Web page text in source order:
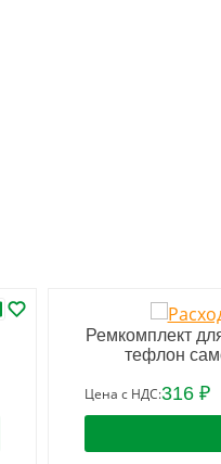
Ремкомплект
тефлон
Цена с НДС:316 ₽